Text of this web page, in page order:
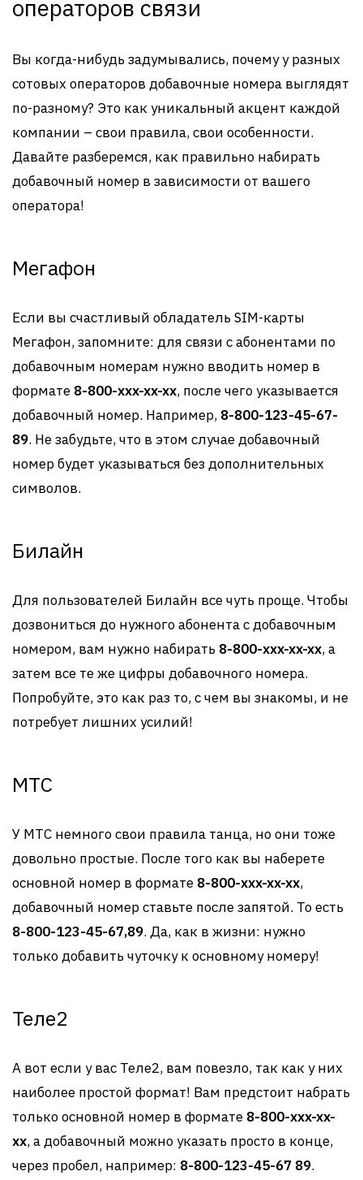
операторов связи
Вы когда-нибудь задумывались, почему у разных
сотовых операторов добавочные номера выглядят
по-разному? Это как уникальный акцент каждой
компании – свои правила, свои особенности.
Давайте разберемся, как правильно набирать
добавочный номер в зависимости от вашего
оператора!
Мегафон
Если вы счастливый обладатель SIM-карты
Мегафон, запомните: для связи с абонентами по
добавочным номерам нужно вводить номер в
формате 8-800-xxx-xx-xx, после чего указывается
добавочный номер. Например, 8-800-123-45-67-
89. Не забудьте, что в этом случае добавочный
номер будет указываться без дополнительных
символов.
Билайн
Для пользователей Билайн все чуть проще. Чтобы
дозвониться до нужного абонента с добавочным
номером, вам нужно набирать 8-800-xxx-xx-xx, а
затем все те же цифры добавочного номера.
Попробуйте, это как раз то, с чем вы знакомы, и не
потребует лишних усилий!
МТС
У МТС немного свои правила танца, но они тоже
довольно простые. После того как вы наберете
основной номер в формате 8-800-xxx-xx-xx,
добавочный номер ставьте после запятой. То есть
8-800-123-45-67,89. Да, как в жизни: нужно
только добавить чуточку к основному номеру!
Теле2
А вот если у вас Теле2, вам повезло, так как у них
наиболее простой формат! Вам предстоит набрать
только основной номер в формате 8-800-xxx-xx-
xx, а добавочный можно указать просто в конце,
через пробел, например: 8-800-123-45-67 89.